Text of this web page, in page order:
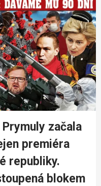
začala
premiéra
republiky.
blokem